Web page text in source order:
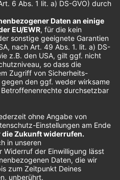
Service eines
einzubetten.
zu Ihren Aktivitäten
die Details durch und
des Service zu, um
anzusehen.
Consent Management